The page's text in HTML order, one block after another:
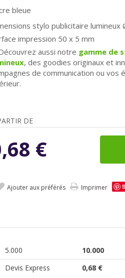
bleue
stylo publicitaire lumineux
impression 50 x 5 mm
aussi notre gamme de
, des goodies originaux et
de communication ou vos
DE
€
Ajouter aux préférés Imprimer
5.000
10.000
Devis Express 0,68 €